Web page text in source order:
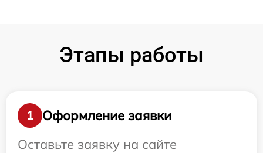
Этапы работы
1
Оформление заявки
Оставьте заявку на сайте